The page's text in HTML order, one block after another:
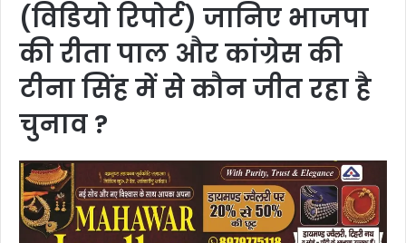
(विडियो रिपोर्ट) जानिए भाजपा
की रीता पाल और कांग्रेस की
टीना सिंह में से कौन जीत रहा है
चुनाव ?